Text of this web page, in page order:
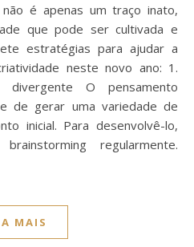
é apenas um traço inato,
que pode ser cultivada e
estratégias para ajudar a
neste novo ano: 1.
divergente O pensamento
de gerar uma variedade de
inicial. Para desenvolvê-lo,
regularmente.
MAIS